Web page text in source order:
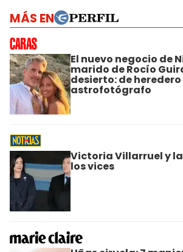
MÁS EN
El nuevo negocio de
marido de Rocío
desierto: de
astrofotógrafo
Victoria Villarruel y
los vices